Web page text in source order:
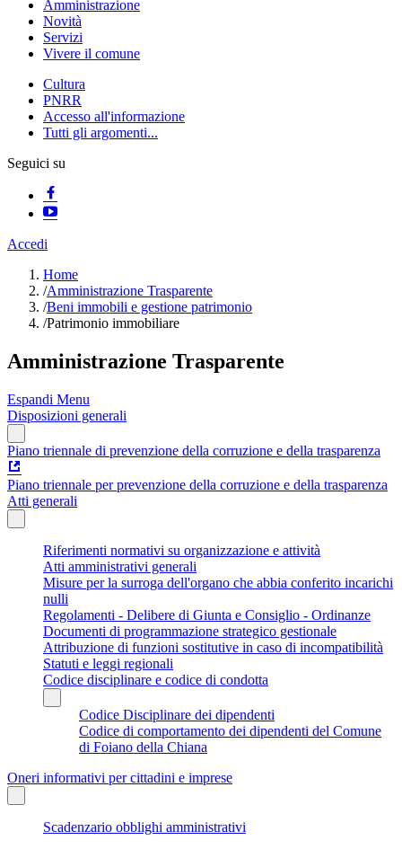
Amministrazione
Novità
Servizi
Vivere il comune
Cultura
PNRR
Accesso all'informazione
Tutti gli argomenti...
Seguici su
Accedi
Home
/Amministrazione Trasparente
/Beni immobili e gestione patrimonio
/Patrimonio immobiliare
Amministrazione Trasparente
Espandi Menu
Disposizioni generali
Piano triennale di prevenzione della corruzione e della trasparenza
Piano triennale per prevenzione della corruzione e della trasparenza
Atti generali
Riferimenti normativi su organizzazione e attività
Atti amministrativi generali
Misure per la surroga dell'organo che abbia conferito incarichi
nulli
Regolamenti - Delibere di Giunta e Consiglio - Ordinanze
Documenti di programmazione strategico gestionale
Attribuzione di funzioni sostitutive in caso di incompatibilità
Statuti e leggi regionali
Codice disciplinare e codice di condotta
Codice Disciplinare dei dipendenti
Codice di comportamento dei dipendenti del Comune
di Foiano della Chiana
Oneri informativi per cittadini e imprese
Scadenzario obblighi amministrativi